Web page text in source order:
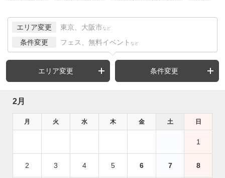
エリア変更 東京、大阪市 など
条件変更 フェス、無料イベント など
エリア変更 条件変更
2月
月 火 水 木 金 土 日
1
2 3 4 5 6 7 8